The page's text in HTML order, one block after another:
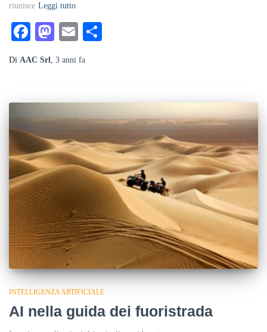
riunisce Leggi tutto
Facebook
Mastodon
Email
Di AAC Srl 3 anni fa
INTELLIGENZA ARTIFICIALE
AI nella guida dei fuoristrada